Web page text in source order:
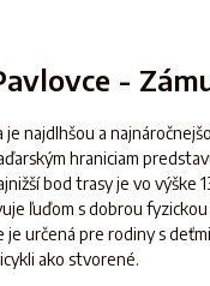
-
najdlhšou a
hraniciam
bod trasy je vo výške
ľuďom s dobrou
určená pre rodiny s
ako stvorené.